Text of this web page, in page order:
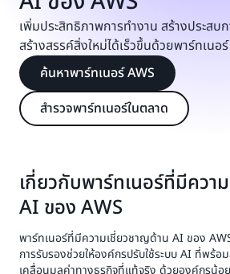
เพิ่มประสิทธิภาพการทำงาน สร้างประส
สร้างสรรค์สิ่งใหม่ได้เร็วขึ้นด้วยพาร์ทเนอ
ค้นหาพาร์ทเนอร์ AWS
สำรวจพาร์ทเนอร์ในตลาด
เกี่ยวกับพาร์ทเนอร์ที่มีควา
AI ของ AWS
พาร์ทเนอร์ที่มีความเชี่ยวชาญด้าน AI ของ
การรับรองช่วยให้องค์กรปรับใช้ระบบ AI ที่พร้อ
เคลื่อนมูลค่าทางธุรกิจที่แท้จริง ด้วยองค์กรน้อ